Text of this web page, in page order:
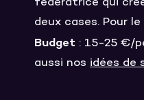
deux cases. Pour
Budget : 15-25 €/
aussi nos idées de